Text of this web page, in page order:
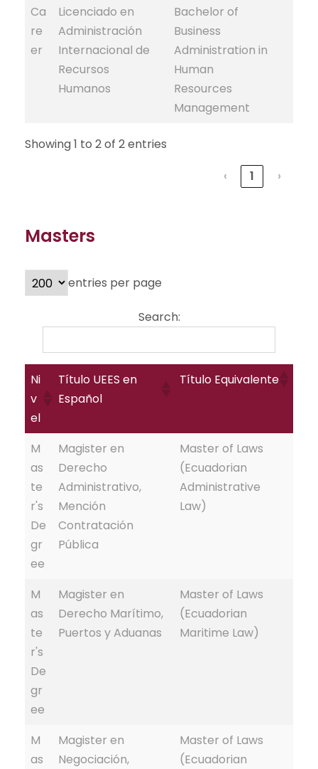
Ca
re
er
Licenciado en
Administración
Internacional de
Recursos
Humanos
Bachelor of
Business
Administration in
Human
Resources
Management
Showing 1 to 2 of 2 entries
‹
1 ›
Masters
entries per page
Search:
Ni
v
el
Título UEES en
Español
Título Equivalente
M
as
te
r's
De
gr
ee
Magister en
Derecho
Administrativo,
Mención
Contratación
Pública
Master of Laws
(Ecuadorian
Administrative
Law)
M
as
te
r's
De
gr
ee
Magister en
Derecho Marítimo,
Puertos y Aduanas
Master of Laws
(Ecuadorian
Maritime Law)
M
as
Magister en
Negociación,
Master of Laws
(Ecuadorian